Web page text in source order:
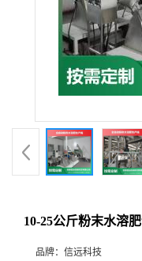
10-25公斤粉末水溶
品牌： 信远科技